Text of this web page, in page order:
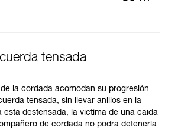
tensada
la cordada acomodan su progresión
tensada, sin llevar anillos en la
está destensada, la víctima de una caída
de cordada no podrá detenerla